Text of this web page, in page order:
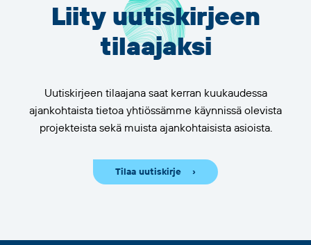
Liity uutiskirjeen
tilaajaksi
Uutiskirjeen tilaajana saat kerran kuukaudessa
ajankohtaista tietoa yhtiössämme käynnissä olevista
projekteista sekä muista ajankohtaisista asioista.
Tilaa uutiskirje